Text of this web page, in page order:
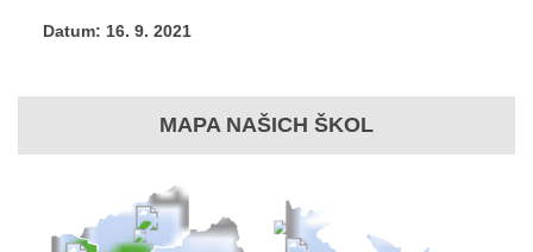
Datum: 16. 9. 2021
MAPA NAŠICH ŠKOL